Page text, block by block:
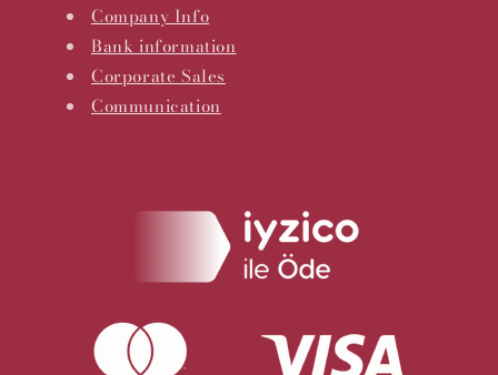
Company Info
Bank information
Corporate Sales
Communication